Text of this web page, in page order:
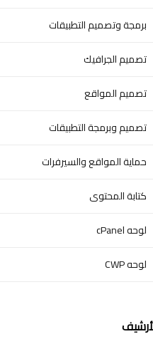
برمجة وتصميم التطبيقات
تصميم الجرافيك
تصميم المواقع
تصميم وبرمجة التطبيقات
حماية المواقع والسيرفرات
كتابة المحتوى
لوحه cPanel
لوحه CWP